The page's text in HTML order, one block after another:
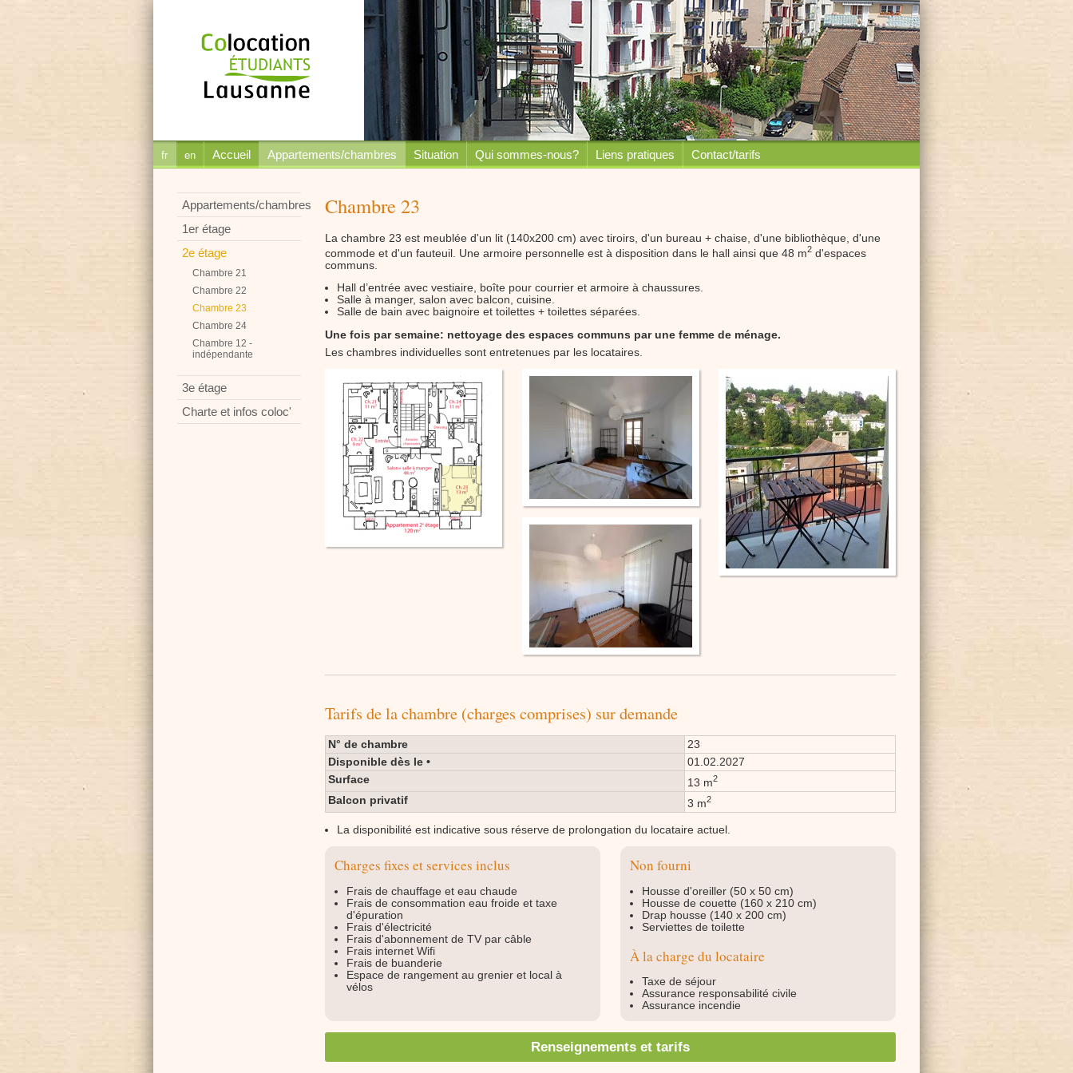
fr en Accueil Appartements/chambres Situation Qui sommes-nous? Liens pratiques Contact/tarifs
Appartements/chambres
1er étage
2e étage
Chambre 21
Chambre 22
Chambre 23
Chambre 24
Chambre 12 -
indépendante
3e étage
Charte et infos coloc'
Chambre 23
La chambre 23 est meublée d'un lit (140x200 cm) avec tiroirs, d'un bureau + chaise, d'une bibliothèque, d'une
commode et d'un fauteuil. Une armoire personnelle est à disposition dans le hall ainsi que 48 m2 d'espaces
communs.
Hall d’entrée avec vestiaire, boîte pour courrier et armoire à chaussures.
Salle à manger, salon avec balcon, cuisine.
Salle de bain avec baignoire et toilettes + toilettes séparées.
Une fois par semaine: nettoyage des espaces communs par une femme de ménage.
Les chambres individuelles sont entretenues par les locataires.
Tarifs de la chambre (charges comprises) sur demande
N° de chambre
23
Disponible dès le •
01.02.2027
Surface
13 m2
Balcon privatif 3 m2
La disponibilité est indicative sous réserve de prolongation du locataire actuel.
Charges fixes et services inclus
Frais de chauffage et eau chaude
Frais de consommation eau froide et taxe
d'épuration
Frais d'électricité
Frais d'abonnement de TV par câble
Frais internet Wifi
Frais de buanderie
Espace de rangement au grenier et local à
vélos
Non fourni
Housse d'oreiller (50 x 50 cm)
Housse de couette (160 x 210 cm)
Drap housse (140 x 200 cm)
Serviettes de toilette
À la charge du locataire
Taxe de séjour
Assurance responsabilité civile
Assurance incendie
Renseignements et tarifs